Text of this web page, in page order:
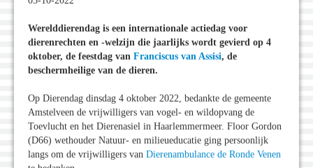
Werelddierendag is een internationale actiedag voor
dierenrechten en -welzijn die jaarlijks wordt gevierd op 4
oktober, de feestdag van Franciscus van Assisi, de
beschermheilige van de dieren.
Op Dierendag dinsdag 4 oktober 2022, bedankte de gemeente
Amstelveen de vrijwilligers van vogel- en wildopvang de
Toevlucht en het Dierenasiel in Haarlemmermeer. Floor Gordon
(D66) wethouder Natuur- en milieueducatie ging persoonlijk
langs om de vrijwilligers van Dierenambulance de Ronde Venen